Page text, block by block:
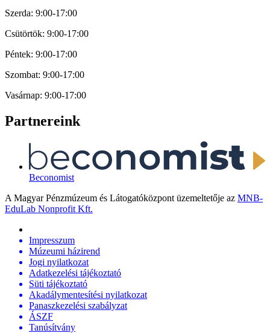
Szerda: 9:00-17:00
Csütörtök: 9:00-17:00
Péntek: 9:00-17:00
Szombat: 9:00-17:00
Vasárnap: 9:00-17:00
Partnereink
Beconomist
A Magyar Pénzmúzeum és Látogatóközpont üzemeltetője az MNB-
EduLab Nonprofit Kft.
Impresszum
Múzeumi házirend
Jogi nyilatkozat
Adatkezelési tájékoztató
Süti tájékoztató
Akadálymentesítési nyilatkozat
Panaszkezelési szabályzat
ÁSZF
Tanúsítvány